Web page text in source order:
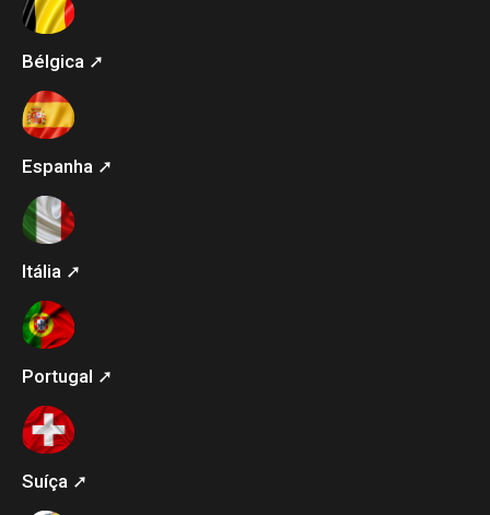
Bélgica ➚
Espanha ➚
Itália ➚
Portugal ➚
Suíça ➚